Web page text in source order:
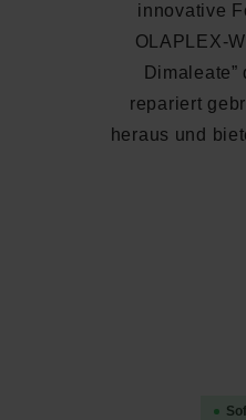
innovative
OLAPLEX-
repariert
heraus und
Durchschnittliche Bewertung